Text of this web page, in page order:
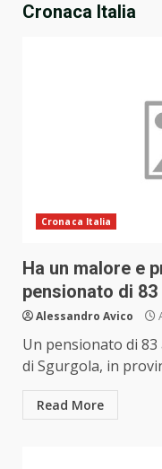
Cronaca Italia
Cronaca Italia
Ha un malore e
pensionato di 83
Alessandro Avico
Un pensionato di
di Sgurgola, in
Read More